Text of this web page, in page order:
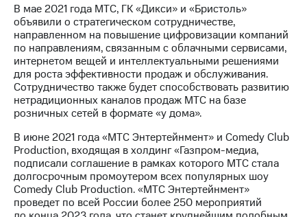
В мае 2021 года МТС, ГК «Дикси» и «Бристоль»
объявили о стратегическом сотрудничестве,
направленном на повышение цифровизации компаний
по направлениям, связанным с облачными сервисами,
интернетом вещей и интеллектуальными решениями
для роста эффективности продаж и обслуживания.
Сотрудничество также будет способствовать развитию
нетрадиционных каналов продаж МТС на базе
розничных сетей в формате «у дома».
В июне 2021 года «МТС Энтертейнмент» и Comedy Club
Production, входящая в холдинг «Газпром-медиа,
подписали соглашение в рамках которого МТС стала
долгосрочным промоутером всех популярных шоу
Comedy Club Production. «МТС Энтертейнмент»
проведет по всей России более 250 мероприятий